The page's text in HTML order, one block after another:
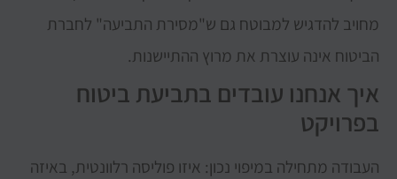
מחויב להדגיש למבוטח גם ש"מסירת התביעה" לחברת
הביטוח אינה עוצרת את מרוץ ההתיישנות.
איך אנחנו עובדים בתביעת ביטוח
בפרויקט
העבודה מתחילה במיפוי נכון: איזו פוליסה רלוונטית, באיזה